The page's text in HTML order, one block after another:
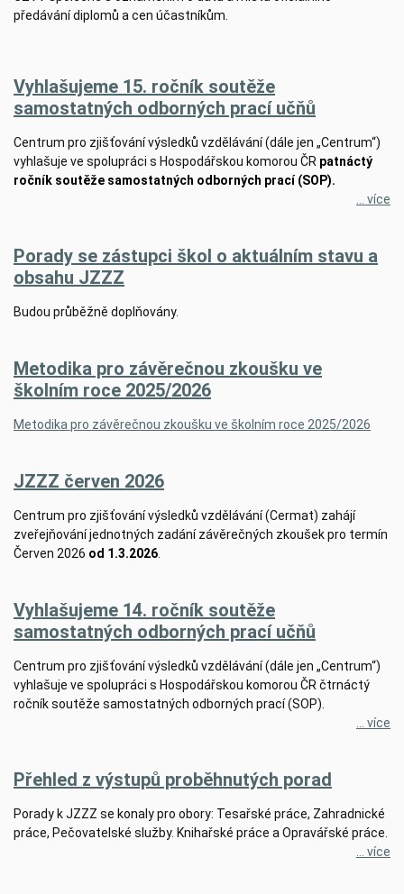
předávání diplomů a cen účastníkům.
Vyhlašujeme 15. ročník soutěže
samostatných odborných prací učňů
Centrum pro zjišťování výsledků vzdělávání (dále jen „Centrum“)
vyhlašuje ve spolupráci s Hospodářskou komorou ČR patnáctý
ročník soutěže samostatných odborných prací (SOP).
... více
Porady se zástupci škol o aktuálním stavu a
obsahu JZZZ
Budou průběžně doplňovány.
Metodika pro závěrečnou zkoušku ve
školním roce 2025/2026
Metodika pro závěrečnou zkoušku ve školním roce 2025/2026
JZZZ červen 2026
Centrum pro zjišťování výsledků vzdělávání (Cermat) zahájí
zveřejňování jednotných zadání závěrečných zkoušek pro termín
Červen 2026 od 1.3.2026.
Vyhlašujeme 14. ročník soutěže
samostatných odborných prací učňů
Centrum pro zjišťování výsledků vzdělávání (dále jen „Centrum“)
vyhlašuje ve spolupráci s Hospodářskou komorou ČR čtrnáctý
ročník soutěže samostatných odborných prací (SOP).
... více
Přehled z výstupů proběhnutých porad
Porady k JZZZ se konaly pro obory: Tesařské práce, Zahradnické
práce, Pečovatelské služby. Knihařské práce a Opravářské práce.
... více